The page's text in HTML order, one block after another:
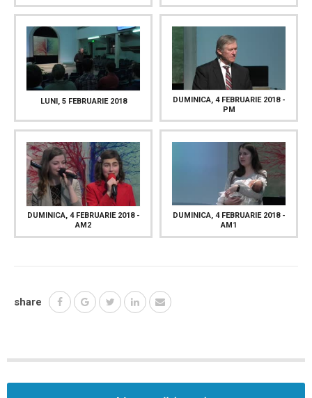
LUNI, 5 FEBRUARIE 2018
DUMINICA, 4 FEBRUARIE 2018 -
PM
DUMINICA, 4 FEBRUARIE 2018 -
AM2
DUMINICA, 4 FEBRUARIE 2018 -
AM1
share